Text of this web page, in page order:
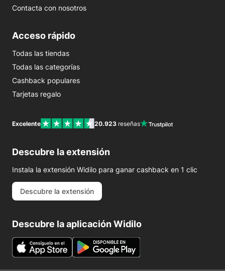
Contacta con nosotros
Acceso rápido
Todas las tiendas
Todas las categorías
Cashback populares
Tarjetas regalo
Excelente 20.923 reseñas
Descubre la extensión
Instala la extensión Widilo para ganar cashback en 1 clic
Descubre la extensión
Descubre la aplicación Widilo